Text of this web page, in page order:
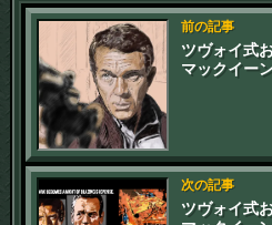
前の記事
ツヴォイ式
マックイー
次の記事
ツヴォイ式